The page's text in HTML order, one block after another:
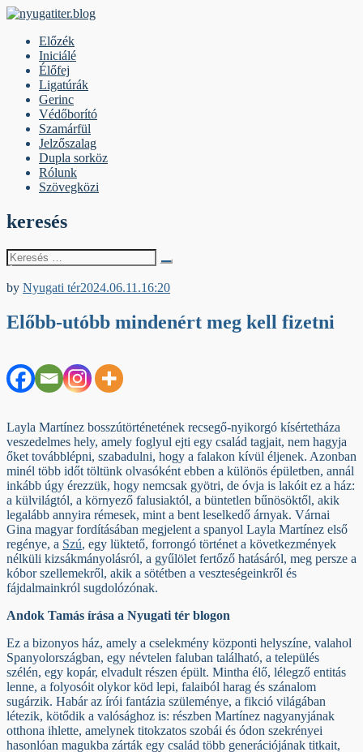
Skip
contentElőzék
Iniciálé
Élőfej
Ligatúrák
Gerinc
Védőborító
Szamárfül
Jelzőszalag
Dupla sorköz
Rólunk
Szövegközi
keresés
Keresés
erre:
by Nyugati tér2024.06.11.16:20
Előbb-utóbb mindenért meg kell fizetni
Layla Martínez bosszútörténetének recsegő-nyikorgó kísértetháza
veszedelmes hely, amely foglyul ejti egy család tagjait, nem hagyja
őket továbblépni, szabadulni, hogy a falakon kívül éljenek. Azonban
minél több időt töltünk olvasóként ebben a különös épületben, annál
inkább úgy érezzük, hogy nemcsak gyötri, de óvja is lakóit ez a ház:
a külvilágtól, a környező falusiaktól, a büntetlen bűnösöktől, akik
legalább annyira rémesek, mint a bent leselkedő árnyak. Várnai
Gina magyar fordításában megjelent a spanyol Layla Martínez első
regénye, a Szú, egy lüktető, forrongó történet a következmények
nélküli kizsákmányolásról, a gyűlölet fertőző hatásáról, meg persze a
kóbor szellemekről, akik a sötétben a veszteségeinkről és
fájdalmainkról sugdolózónak.
Andok Tamás írása a Nyugati tér blogon
Ez a bizonyos ház, amely a cselekmény központi helyszíne, valahol
Spanyolországban, egy névtelen faluban található, a település
szélén, egy kopár, elvadult részen épült. Mintha élő, lélegző entitás
lenne, a folyosóit olykor köd lepi, falaiból harag és szánalom
sugárzik. Habár az írói fantázia szüleménye, a fikció világában
létezik, kötődik a valósághoz is: részben Martínez nagyanyjának
otthona ihlette, amelynek titokzatos szobái és ódon szekrényei
hasonlóan magukba zárták egy család több generációjának titkait,